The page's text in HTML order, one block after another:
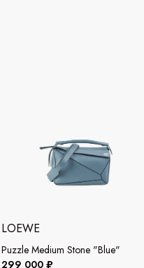
LOEWE
Puzzle Medium Stone "Blue"
299 000 ₽